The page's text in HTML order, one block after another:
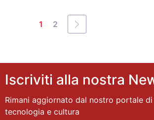
1 2
Iscriviti alla nostra
Rimani aggiornato dal nostro portale di
tecnologia e cultura